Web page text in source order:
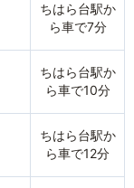
ちはら台駅か
ら車で7分
ちはら台駅か
ら車で10分
ちはら台駅か
ら車で12分